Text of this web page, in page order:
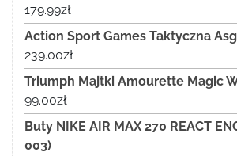
179.99zł
Action Sport Games Taktyczna
239.00zł
Triumph Majtki Amourette Magic
99.00zł
Buty NIKE AIR MAX 270 REACT
003)